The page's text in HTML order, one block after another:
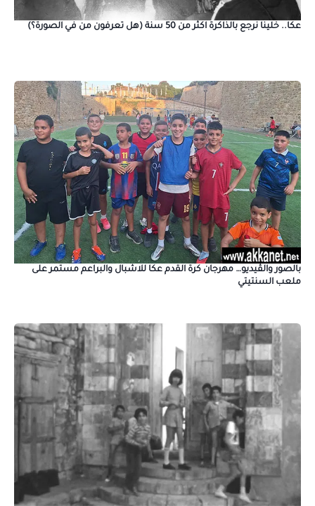
عكا.. خلينا نرجع بالذاكرة اكثر من 50 سنة (هل تعرفون من في الصورة؟)
بالصور والڤيديو… مهرجان كرة القدم عكا للاشبال والبراعم مستمر على
ملعب السنتيتي